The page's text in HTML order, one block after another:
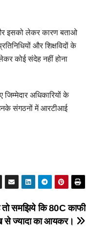
इसको लेकर कारण बताओ
और शिक्षविदों के
कोई संदेह नहीं होना
अधिकारियों के
उनके संगठनों में आरटीआई
समझिये कि 80C काफी
से ज्यादा का आयकर।